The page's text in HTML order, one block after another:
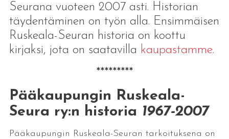
Seurana vuoteen 2007 asti. Historian
täydentäminen on työn alla. Ensimmäisen
Ruskeala-Seuran historia on koottu
kirjaksi, jota on saatavilla kaupastamme.
*********
Pääkaupungin Ruskeala-
Seura ry:n historia 1967-2007
Pääkaupungin Ruskeala-Seuran tarkoituksena on